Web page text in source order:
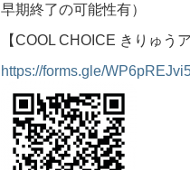
早期終了の可能性有）
【COOL CHOICE きりゅう
https://forms.gle/